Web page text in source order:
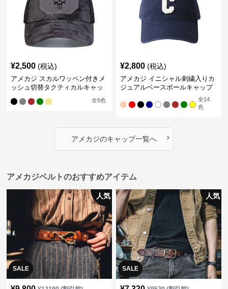
¥2,500 (税込)
アメカジ スカルワッペン付きメ
ッシュ切替タクティカルキャッ
全5色
¥2,800 (税込)
アメカジ イニシャル刺繍入りカ
ジュアルベースボールキャップ
全14
色
アメカジのキャップ一覧へ ›
アメカジベルトのおすすめアイテム
SALE
人気
SALE
人気